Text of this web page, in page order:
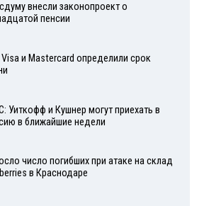
внесли законопроект о
пенсии
и Mastercard определили срок
Уиткофф и Кушнер могут приехать в
в ближайшие недели
число погибших при атаке на склад
в Краснодаре